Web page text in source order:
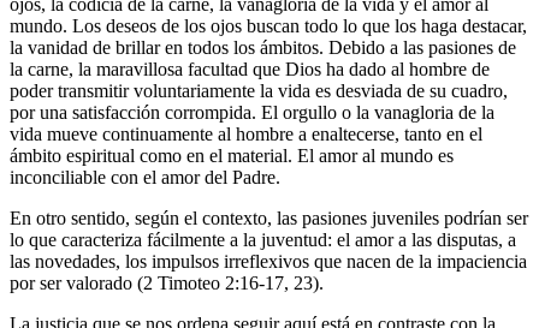
ojos, la codicia de la carne, la vanagloria de la vida y el amor al
mundo. Los deseos de los ojos buscan todo lo que los haga destacar,
la vanidad de brillar en todos los ámbitos. Debido a las pasiones de
la carne, la maravillosa facultad que Dios ha dado al hombre de
poder transmitir voluntariamente la vida es desviada de su cuadro,
por una satisfacción corrompida. El orgullo o la vanagloria de la
vida mueve continuamente al hombre a enaltecerse, tanto en el
ámbito espiritual como en el material. El amor al mundo es
inconciliable con el amor del Padre.
En otro sentido, según el contexto, las pasiones juveniles podrían ser
lo que caracteriza fácilmente a la juventud: el amor a las disputas, a
las novedades, los impulsos irreflexivos que nacen de la impaciencia
por ser valorado (2 Timoteo 2:16-17, 23).